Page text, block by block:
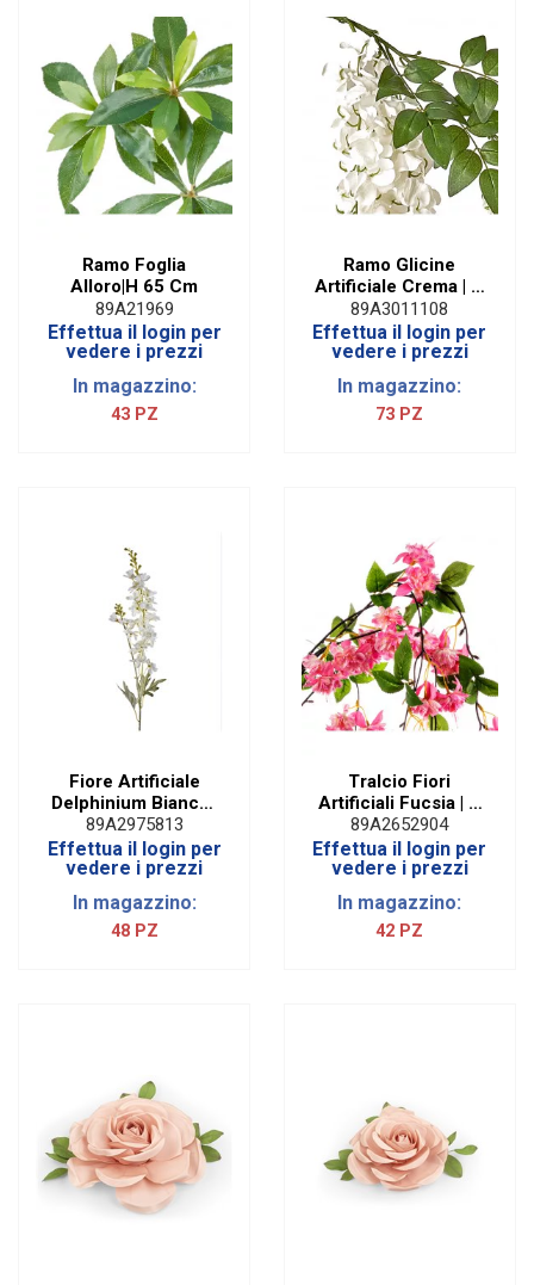
Ramo Foglia
Alloro|H 65 Cm
89A21969
Effettua il login per
vedere i prezzi
In magazzino:
43 PZ
Ramo Glicine
Artificiale Crema | H
200 cm
89A3011108
Effettua il login per
vedere i prezzi
In magazzino:
73 PZ
Fiore Artificiale
Delphinium Bianco |
H 88 Cm
89A2975813
Effettua il login per
vedere i prezzi
In magazzino:
48 PZ
Tralcio Fiori
Artificiali Fucsia | H
128 Cm
89A2652904
Effettua il login per
vedere i prezzi
In magazzino:
42 PZ